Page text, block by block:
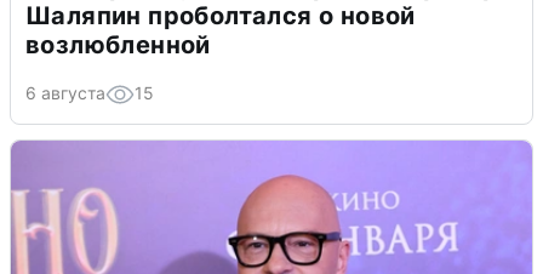
Шаляпин проболтался о новой
возлюбленной
6 августа 15